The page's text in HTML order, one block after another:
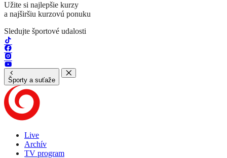
Užite si najlepšie kurzy
a najširšiu kurzovú ponuku
Sledujte športové udalosti
Športy a suťaže
Live
Archív
TV program